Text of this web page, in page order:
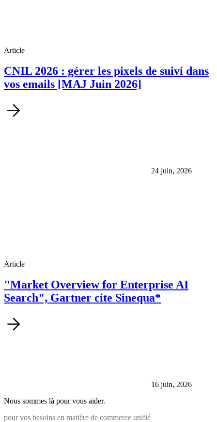
Article
CNIL 2026 : gérer les pixels de suivi dans
vos emails [MAJ Juin 2026]
24 juin, 2026
Article
"Market Overview for Enterprise AI
Search", Gartner cite Sinequa*
16 juin, 2026
Nous sommes là pour vous aider.
pour vos besoins en matière de commerce unifié